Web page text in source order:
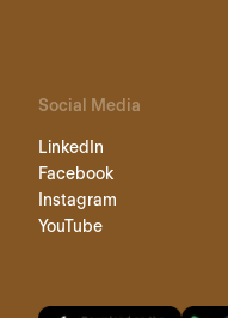
Social Media
LinkedIn
Facebook
Instagram
YouTube